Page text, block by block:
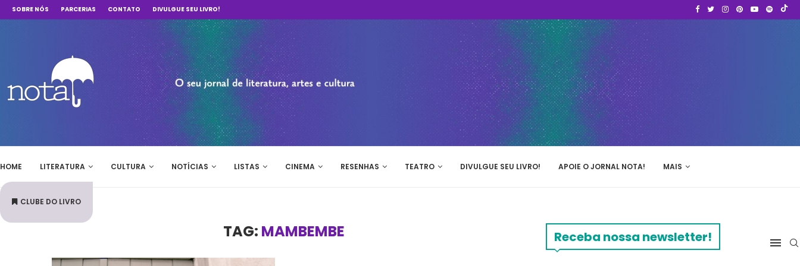
SOBRE NÓS PARCERIAS CONTATO DIVULGUE SEU LIVRO!
HOME LITERATURA CULTURA NOTÍCIAS LISTAS CINEMA RESENHAS TEATRO DIVULGUE SEU LIVRO! APOIE O JORNAL NOTA! MAIS
CLUBE DO LIVRO
TAG: MAMBEMBE Receba nossa newsletter!